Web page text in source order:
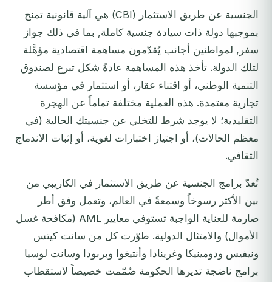
الجنسية عن طريق الاستثمار (CBI) هي آلية قانونية تمنح
بموجبها دولة ذات سيادة جنسية كاملة, بما في ذلك جواز
سفر, لمواطنين أجانب يُقدّمون مساهمة اقتصادية مؤهَّلة
لتلك الدولة. تأخذ هذه المساهمة عادةً شكل تبرع لصندوق
التنمية الوطني، أو اقتناء عقار، أو استثمار في مؤسسة
تجارية معتمدة. هذه العملية مختلفة تماماً عن الهجرة
التقليدية؛ لا يوجد شرط للتخلي عن جنسيتك الحالية (في
معظم الحالات)، أو اجتياز اختبارات لغوية، أو إثبات الاندماج
الثقافي.
تُعدّ برامج الجنسية عن طريق الاستثمار في الكاريبي من
بين الأكثر رسوخاً وسمعةً في العالم، وتعمل وفق أطر
صارمة للعناية الواجبة تستوفي معايير AML (مكافحة غسل
الأموال) والامتثال الدولية. طوّرت كل من سانت كيتس
ونيفيس ودومينيكا وغرينادا وأنتيغوا وبربودا وسانت لوسيا
برامج ناضجة تديرها الحكومة صُمّمت خصيصاً لاستقطاب